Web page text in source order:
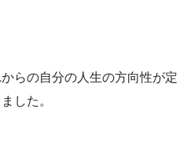
らの自分の人生の方向性が定
した。